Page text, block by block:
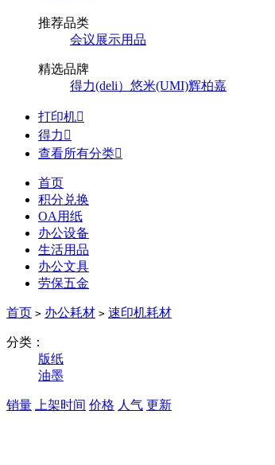
推荐品类
会议展示用品
精选品牌
得力(deli） 悠米(UMI)辉柏嘉
打印机
得力 
查看所有分类
首页
积分兑换
OA用纸
办公设备
生活用品
办公文具
劳保五金
首页 > 办公耗材 > 速印机耗材
分类：
版纸
油墨
销量 上架时间 价格 人气 更新